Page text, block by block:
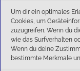
Um dir ein optimales
Cookies, um
zuzugreifen. Wenn du
wie das Surfverhalten
Wenn du deine
bestimmte Merkmale
6:1-Triumph im